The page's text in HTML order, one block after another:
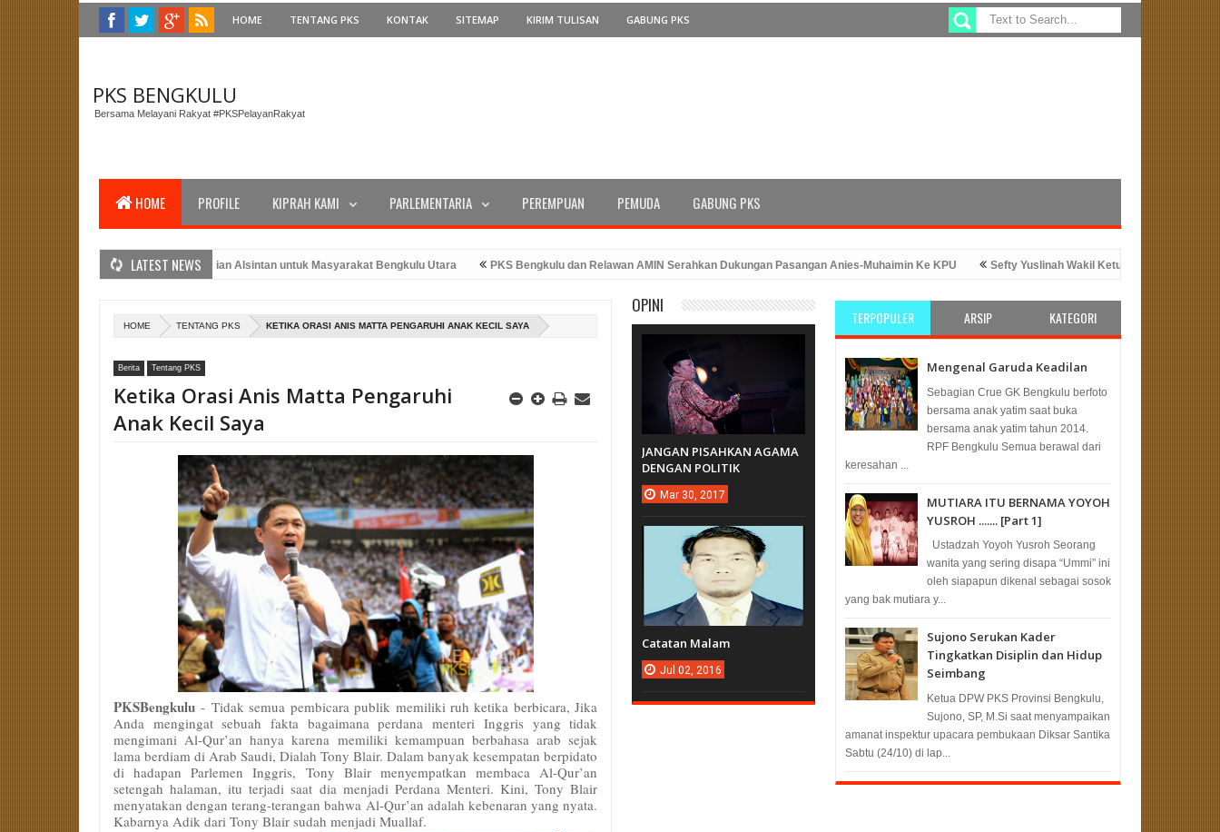
HOME TENTANG PKS KONTAK SITEMAP KIRIM TULISAN GABUNG PKS
PKS BENGKULU
Bersama Melayani Rakyat #PKSPelayanRakyat
HOME PROFILE KIPRAH KAMI PARLEMENTARIA PEREMPUAN PEMUDA GABUNG PKS
LATEST NEWS
Sujono Hadir di Pembagian Alsintan untuk Masyarakat Bengkulu Utara PKS Bengkulu dan Relawan AMIN Serahkan Dukungan Pasangan Anies-Muhaimin Ke KPU Sefty Yuslinah Wakil Ketua Komisi 4 DPRD Provinsi
Presiden PKS Dalam Peringatan Upacara HUT RI Ke-78 Tahun 2023 PKS Bengkulu: Solusi Tepat Untuk Kesejahteraan
Strategi Pemenangan Pemilu dengan Kehadiran Bang Hans
HOME TENTANG PKS KETIKA ORASI ANIS MATTA PENGARUHI ANAK KECIL SAYA
Berita Tentang PKS
Ketika Orasi Anis Matta Pengaruhi
Anak Kecil Saya
PKSBengkulu - Tidak semua pembicara publik memiliki ruh ketika berbicara, Jika
Anda mengingat sebuah fakta bagaimana perdana menteri Inggris yang tidak
mengimani Al-Qur’an hanya karena memiliki kemampuan berbahasa arab sejak
lama berdiam di Arab Saudi, Dialah Tony Blair. Dalam banyak kesempatan berpidato
di hadapan Parlemen Inggris, Tony Blair menyempatkan membaca Al-Qur’an
setengah halaman, itu terjadi saat dia menjadi Perdana Menteri. Kini, Tony Blair
menyatakan dengan terang-terangan bahwa Al-Qur’an adalah kebenaran yang nyata.
Kabarnya Adik dari Tony Blair sudah menjadi Muallaf.
TERPOPULER ARSIP KATEGORI
Mengenal Garuda Keadilan
Sebagian Crue GK Bengkulu berfoto
bersama anak yatim saat buka
bersama anak yatim tahun 2014.
RPF Bengkulu Semua berawal dari
keresahan ...
MUTIARA ITU BERNAMA YOYOH
YUSROH ....... [Part 1]
Ustadzah Yoyoh Yusroh Seorang
wanita yang sering disapa “Ummi” ini
oleh siapapun dikenal sebagai sosok
yang bak mutiara y...
Sujono Serukan Kader
Tingkatkan Disiplin dan Hidup
Seimbang
Ketua DPW PKS Provinsi Bengkulu,
Sujono, SP, M.Si saat menyampaikan
amanat inspektur upacara pembukaan Diksar Santika
Sabtu (24/10) di lap...
OPINI
JANGAN PISAHKAN AGAMA
DENGAN POLITIK
Mar 30, 2017
Catatan Malam
Jul 02, 2016